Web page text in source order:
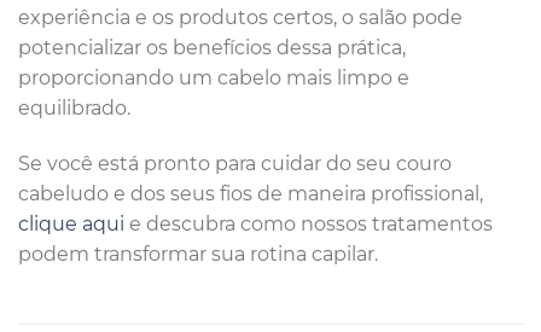
experiência e os produtos certos, o salão pode
potencializar os benefícios dessa prática,
proporcionando um cabelo mais limpo e
equilibrado.
Se você está pronto para cuidar do seu couro
cabeludo e dos seus fios de maneira profissional,
clique aqui e descubra como nossos tratamentos
podem transformar sua rotina capilar.